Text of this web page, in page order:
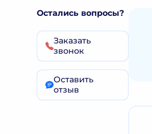
Остались вопросы?
Заказать
звонок
Оставить
отзыв